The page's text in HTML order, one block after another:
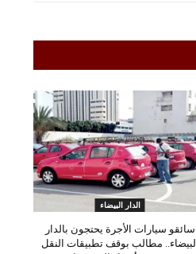
الدار البيضاء
سائقو سيارات الأجرة يحتجون بالدار
البيضاء.. مطالب بوقف تطبيقات النقل